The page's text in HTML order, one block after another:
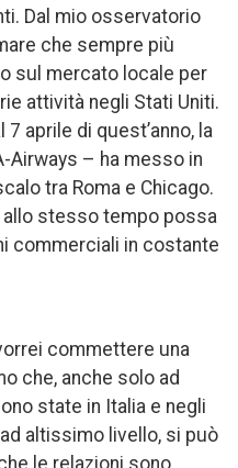
Dal mio osservatorio
che sempre più
sul mercato locale per
attività negli Stati Uniti.
aprile di quest’anno, la
Airways – ha messo in
tra Roma e Chicago.
allo stesso tempo possa
commerciali in costante
commettere una
che, anche solo ad
state in Italia e negli
altissimo livello, si può